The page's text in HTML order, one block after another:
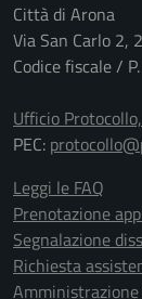
Città di Arona
Via San Carlo 2,
Codice fiscale /
Ufficio
PEC:
Leggi le FAQ
Prenotazione
Segnalazione
Richiesta